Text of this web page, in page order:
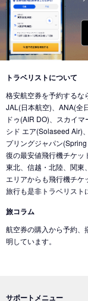
トラベリストについて
格安航空券を予約するな
JAL(日本航空)、ANA(全
ドゥ(AIR DO)、スカイ
シド エア(Solaseed Air)
プリングジャパン
復の最安値飛行機チケッ
東北、信越・北陸、関東
エリアからも飛行機チ
旅行も是非トラベリスト
旅コラム
航空券の購入から予約、
明しています。
サポートメニュー